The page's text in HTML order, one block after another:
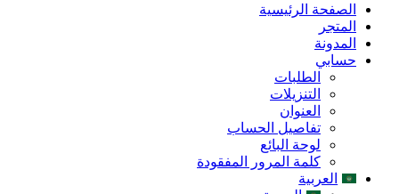
الصفحة الرئيسية
المتجر
المدونة
حسابي
الطلبات
التنزيلات
العنوان
تفاصيل الحساب
لوحة البائع
كلمة المرور المفقودة
العربية